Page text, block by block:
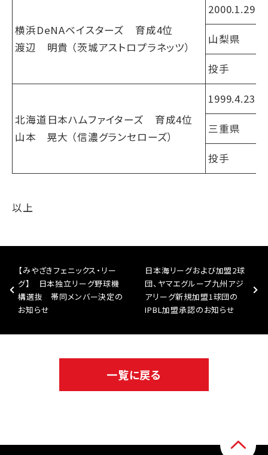
横浜DeNAベイスターズ 育成4位
渡辺 明貴 （茨城アストロプラネッツ）
2000.1.29
山梨県
投手
北海道日本ハムファイターズ 育成4位
山本 晃大 （信濃グランセローズ）
1999.4.23
三重県
投手
以上
【みやざきフェニックス・リー
グ】 日本独立リーグ野球機
構選抜 帯同メンバー決定の
お知らせ
日本海リーグおよび加盟2球
団、ヤマエグループ九州アジ
アリーグ新規加盟1球団の
IPBL加盟承認のお知らせ
一覧に戻る